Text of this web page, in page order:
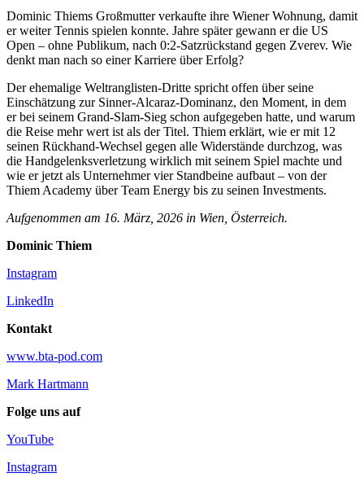
Dominic Thiems Großmutter verkaufte ihre Wiener Wohnung, damit
er weiter Tennis spielen konnte. Jahre später gewann er die US
Open – ohne Publikum, nach 0:2-Satzrückstand gegen Zverev. Wie
denkt man nach so einer Karriere über Erfolg?
Der ehemalige Weltranglisten-Dritte spricht offen über seine
Einschätzung zur Sinner-Alcaraz-Dominanz, den Moment, in dem
er bei seinem Grand-Slam-Sieg schon aufgegeben hatte, und warum
die Reise mehr wert ist als der Titel. Thiem erklärt, wie er mit 12
seinen Rückhand-Wechsel gegen alle Widerstände durchzog, was
die Handgelenksverletzung wirklich mit seinem Spiel machte und
wie er jetzt als Unternehmer vier Standbeine aufbaut – von der
Thiem Academy über Team Energy bis zu seinen Investments.
Aufgenommen am 16. März, 2026 in Wien, Österreich.
Dominic Thiem
Instagram
LinkedIn
Kontakt
www.bta-pod.com
Mark Hartmann
Folge uns auf
YouTube
Instagram